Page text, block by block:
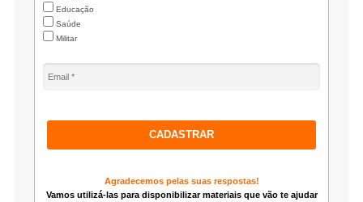
Educação
Saúde
Militar
CADASTRAR
Agradecemos pelas suas respostas!
Vamos utilizá-las para disponibilizar materiais que vão te ajudar